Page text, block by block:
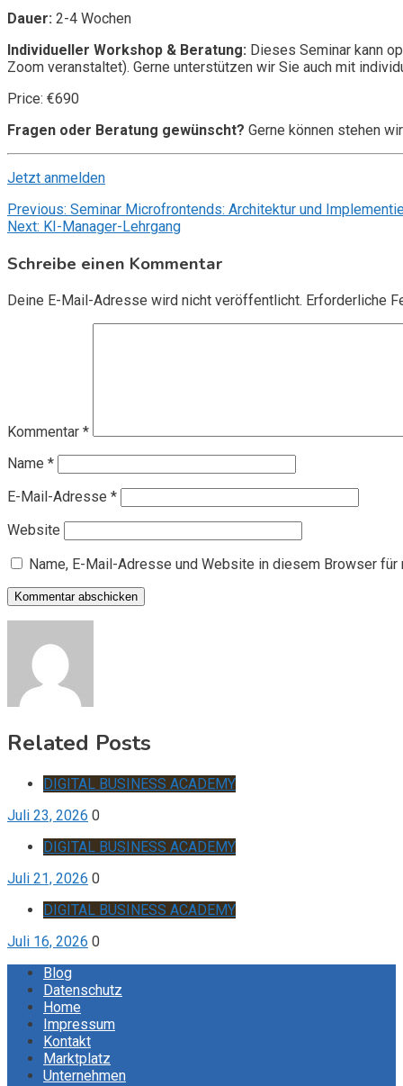
Dauer: 2-4 Wochen
Individueller Workshop & Beratung: Dieses Seminar kann
Zoom veranstaltet). Gerne unterstützen wir Sie auch mit
Price: €690
Fragen oder Beratung gewünscht? Gerne können stehen
Jetzt anmelden
Beitragsnavigation
Previous: Seminar Microfrontends: Architektur und
Next: KI-Manager-Lehrgang
Schreibe einen Kommentar
Deine E-Mail-Adresse wird nicht veröffentlicht. Erforderliche
Kommentar *
Name *
E-Mail-Adresse *
Website
Name, E-Mail-Adresse und Website in diesem Browser
Related Posts
DIGITAL BUSINESS ACADEMY
Juli 23, 2026 0
DIGITAL BUSINESS ACADEMY
Juli 21, 2026 0
DIGITAL BUSINESS ACADEMY
Juli 16, 2026 0
Blog
Datenschutz
Home
Impressum
Kontakt
Marktplatz
Unternehmen